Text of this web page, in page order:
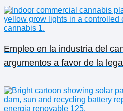
Empleo en la industria del
argumentos a favor de la